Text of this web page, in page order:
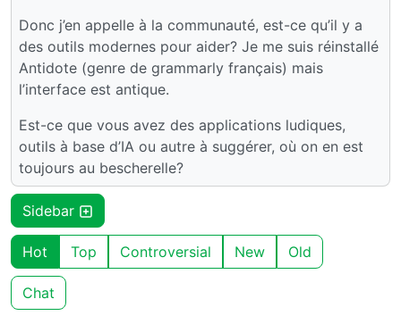
Donc j’en appelle à la communauté, est-ce qu’il y a
des outils modernes pour aider? Je me suis réinstallé
Antidote (genre de grammarly français) mais
l’interface est antique.
Est-ce que vous avez des applications ludiques,
outils à base d’IA ou autre à suggérer, où on en est
toujours au bescherelle?
Sidebar
Hot Top Controversial New Old
Chat